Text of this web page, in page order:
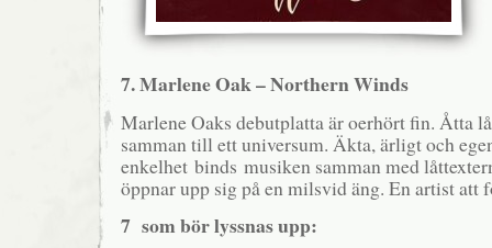
7. Marlene Oak – Northern Winds
Marlene Oaks debutplatta är oerhört fin. Åtta
samman till ett universum. Äkta, ärligt och
enkelhet binds musiken samman med
öppnar upp sig på en milsvid äng. En artist att
7 som bör lyssnas upp: